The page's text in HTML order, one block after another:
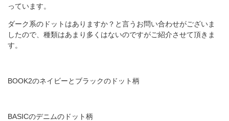
っています。
ダーク系のドットはありますか？と言うお問い合わせがございま
したので、種類はあまり多くはないのですがご紹介させて頂きま
す。
BOOK2のネイビーとブラックのドット柄
BASICのデニムのドット柄